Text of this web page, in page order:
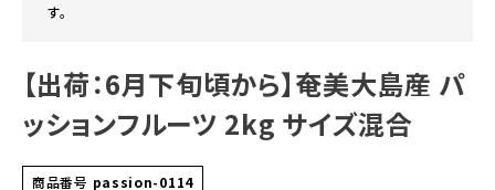
す。
【出荷：6月下旬頃から】奄美大島産 パ
ッションフルーツ 2kg サイズ混合
商品番号 passion-0114